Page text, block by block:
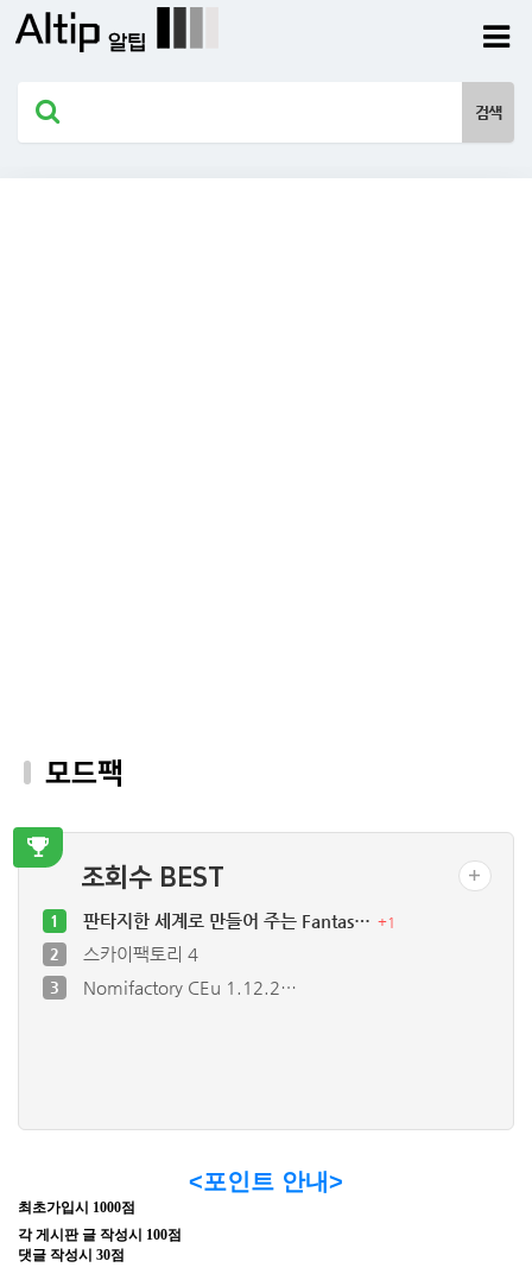
모드팩
조회수 BEST
1 판타지한 세계로 만들어 주는 Fantas… +1
2 스카이팩토리 4
3 Nomifactory CEu 1.12.2…
<포인트 안내>
최초가입시 1000점
각 게시판 글 작성시 100점
댓글 작성시 30점